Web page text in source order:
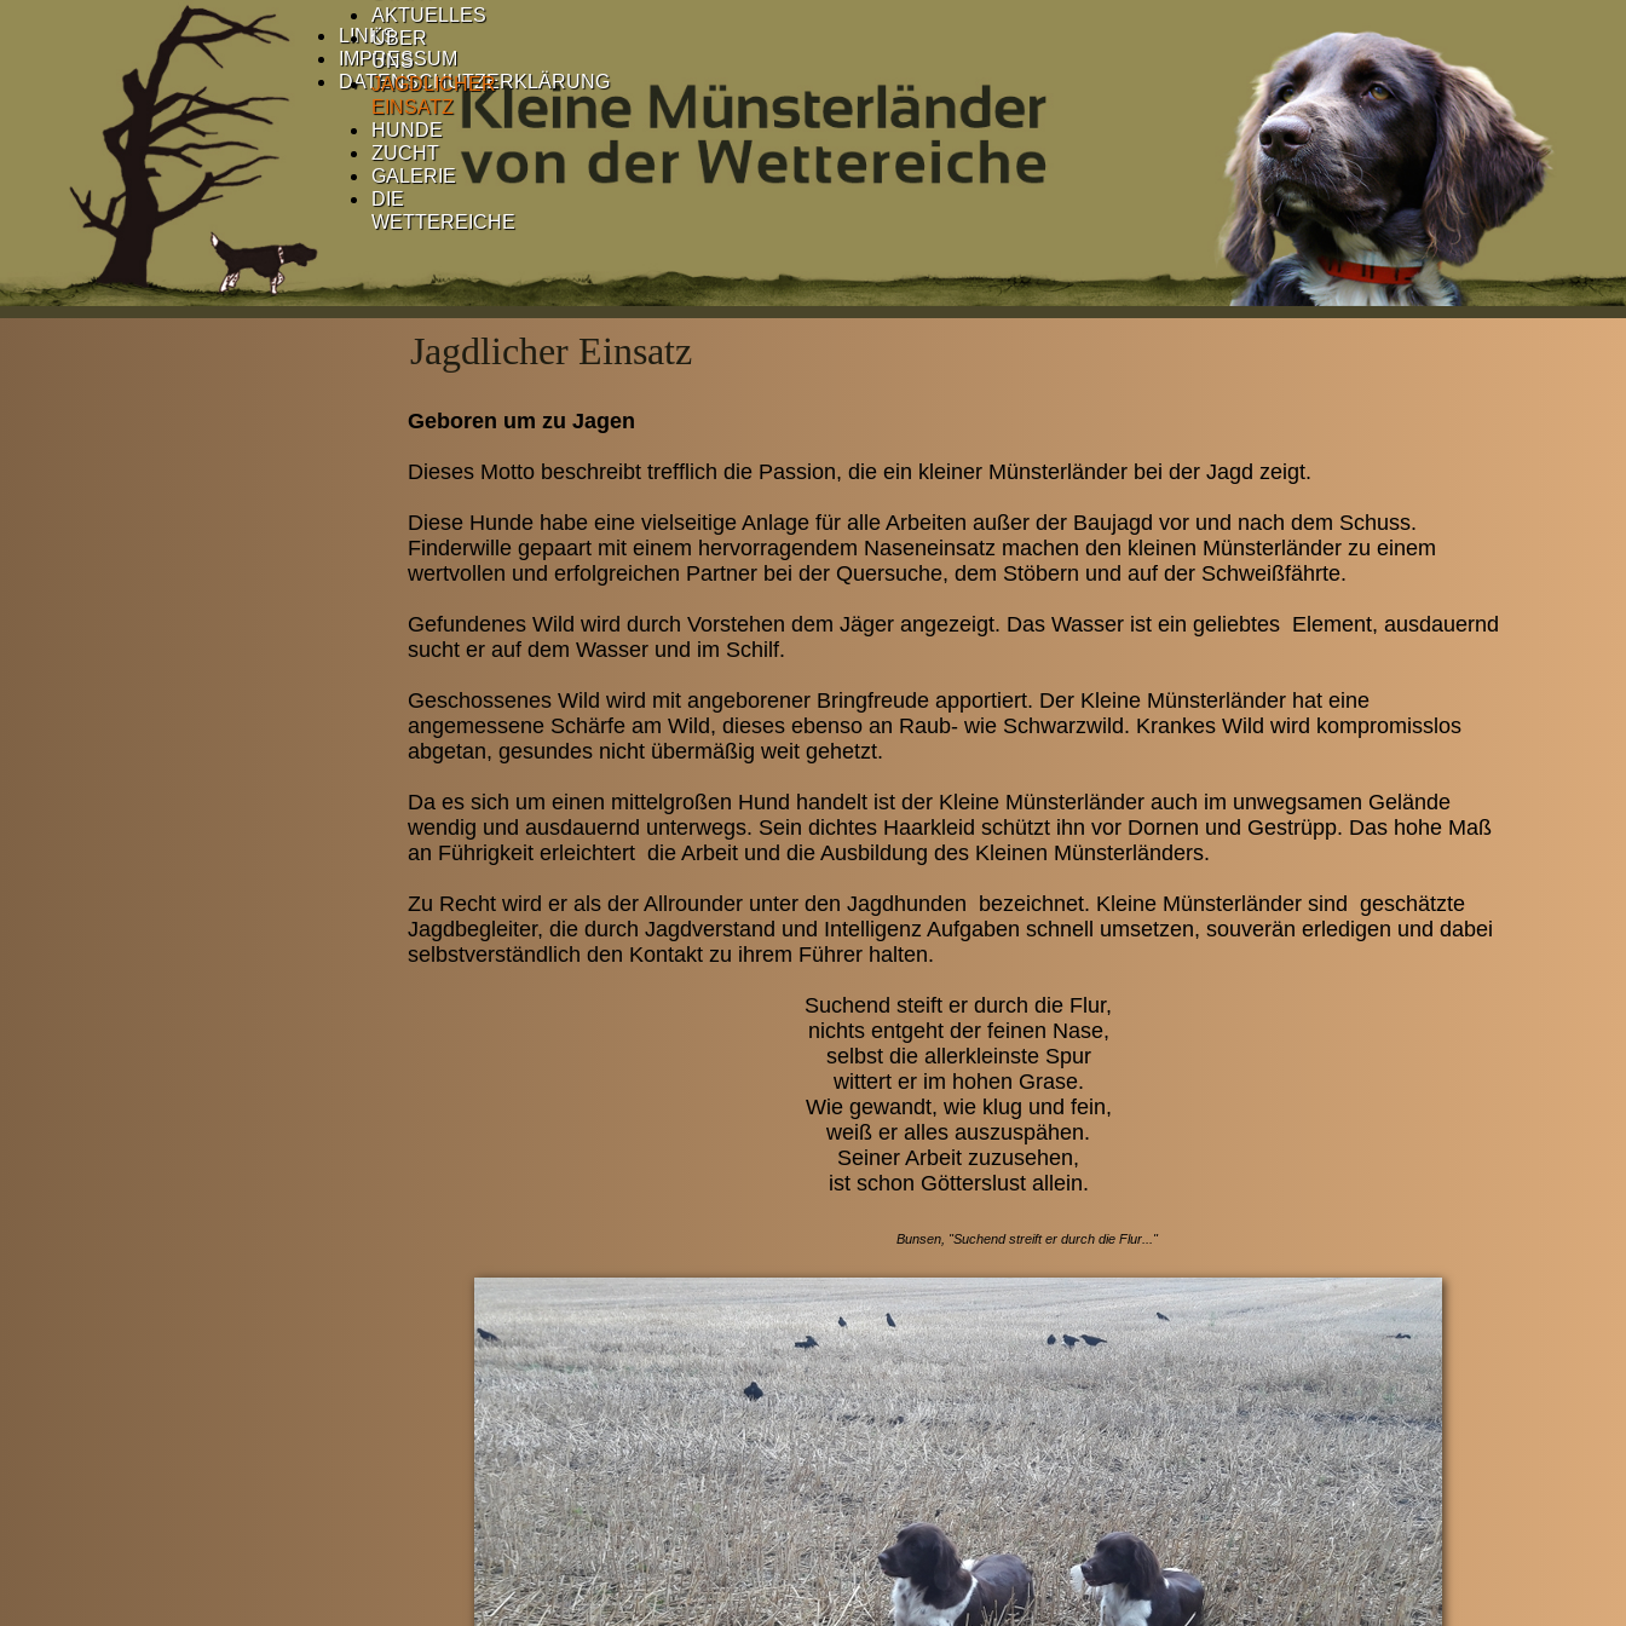
LINKS
IMPRESSUM
DATENSCHUTZERKLÄRUNG
AKTUELLES
ÜBER
UNS
JAGDLICHER
EINSATZ
HUNDE
ZUCHT
GALERIE
DIE
WETTEREICHE
Jagdlicher Einsatz
Geboren um zu Jagen
Dieses Motto beschreibt trefflich die Passion, die ein kleiner Münsterländer bei der Jagd zeigt.
Diese Hunde habe eine vielseitige Anlage für alle Arbeiten außer der Baujagd vor und nach dem Schuss.
Finderwille gepaart mit einem hervorragendem Naseneinsatz machen den kleinen Münsterländer zu einem
wertvollen und erfolgreichen Partner bei der Quersuche, dem Stöbern und auf der Schweißfährte.
Gefundenes Wild wird durch Vorstehen dem Jäger angezeigt. Das Wasser ist ein geliebtes Element, ausdauernd
sucht er auf dem Wasser und im Schilf.
Geschossenes Wild wird mit angeborener Bringfreude apportiert. Der Kleine Münsterländer hat eine
angemessene Schärfe am Wild, dieses ebenso an Raub- wie Schwarzwild. Krankes Wild wird kompromisslos
abgetan, gesundes nicht übermäßig weit gehetzt.
Da es sich um einen mittelgroßen Hund handelt ist der Kleine Münsterländer auch im unwegsamen Gelände
wendig und ausdauernd unterwegs. Sein dichtes Haarkleid schützt ihn vor Dornen und Gestrüpp. Das hohe Maß
an Führigkeit erleichtert die Arbeit und die Ausbildung des Kleinen Münsterländers.
Zu Recht wird er als der Allrounder unter den Jagdhunden bezeichnet. Kleine Münsterländer sind geschätzte
Jagdbegleiter, die durch Jagdverstand und Intelligenz Aufgaben schnell umsetzen, souverän erledigen und dabei
selbstverständlich den Kontakt zu ihrem Führer halten.
Suchend steift er durch die Flur,
nichts entgeht der feinen Nase,
selbst die allerkleinste Spur
wittert er im hohen Grase.
Wie gewandt, wie klug und fein,
weiß er alles auszuspähen.
Seiner Arbeit zuzusehen,
ist schon Götterslust allein.
Bunsen, "Suchend streift er durch die Flur..."